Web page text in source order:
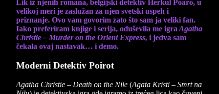
Lik iz njenih romana, belgijski detektiv Herkul Poaro, u
velikoj meri je zaslužan za njen svetski uspeh i
priznanje. Ovo vam govorim zato što sam ja veliki fan.
Iako preferiram knjige i serija, oduševila me igra Agatha
Christie – Murder on the Orient Express, i jedva sam
čekala ovaj nastavak… i demo.
Moderni Detektiv Poirot
Agatha Christie – Death on the Nile (Agata Kristi – Smrt na